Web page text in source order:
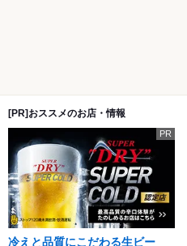
[PR]おススメのお店・情報
PR
冷えと品質にこだわる生ビー